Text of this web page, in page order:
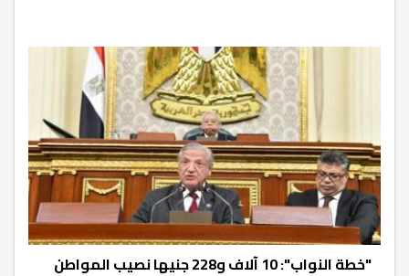
"خطة النواب": 10 آلاف و228 جنيها نصيب المواطن